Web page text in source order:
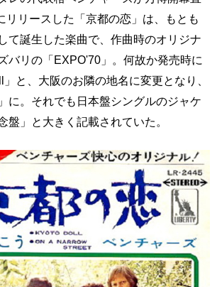
リリースした「京都の恋」は、もとも
て誕生した楽曲で、作曲時のオリジナ
バリの「EXPO'70」。何故か発売時に
と、大阪のお隣の地名に変更となり、
に。それでも日本盤シングルのジャケ
盤」と大きく記載されていた。